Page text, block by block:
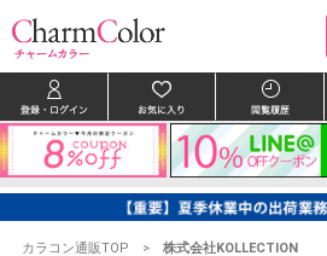
カラコン通販TOP 株式会社KOLLECTION